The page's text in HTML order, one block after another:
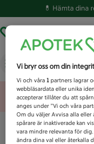
💊 Hämta dina
Vad letar du
Vi bryr oss om din
Vi och våra1 partners lagrar
webbläsardata eller unika
accepterar tillåter du att
anges under ”Vi och våra
Om du väljer Avvisa alla eller
spårare är inaktiverade kan
vara mindre relevanta för
ändra dina val eller återkalla